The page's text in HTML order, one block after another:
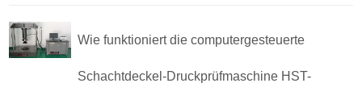
Wie funktioniert die computergesteuerte
Schachtdeckel-Druckprüfmaschine HST-